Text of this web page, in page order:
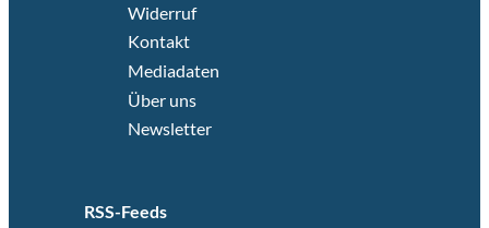
Widerruf
Kontakt
Mediadaten
Über uns
Newsletter
RSS-Feeds